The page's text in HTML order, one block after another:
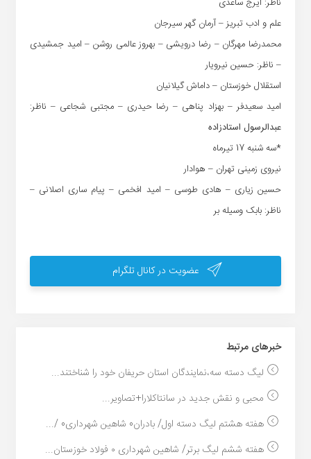
علم و ادب تبریز – آرمان گهر سیرجان
محمدرضا مهرگان – رضا درویشی – بهروز عالمی روشن – امید جمشیدی
– ناظر: حسین نیرویار
استقلال خوزستان – داماش گیلانیان
امید سعیدفر – بهزاد پناهی – رضا حیدری – مجتبی شجاعی – ناظر:
عبدالرسول استادزاده
*سه شنبه 17 تیرماه
نیروی زمینی تهران – هوادار
حسین زیاری – هادی طوسی – امید افخمی – پیام ساری اصلانی –
ناظر: بابک وسیله بر
عضویت در کانال تلگرام
خبر‌های مرتبط
لیگ دسته سه،نمایندگان استان حریفان خود را شناختند...
محبی و نقش جدید در سانتاکلارا+تصاویر...
هفته هشتم لیگ دسته اول/ بادران0 شاهین شهرداری0 /...
هفته ششم لیگ برتر/ شاهین شهرداری ۰ فولاد خوزستان...